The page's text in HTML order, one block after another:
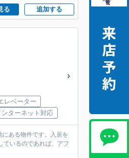
る 追加する
レベーター
ンターネット対応
ある物件です。入居を
ているのであれば、アフ